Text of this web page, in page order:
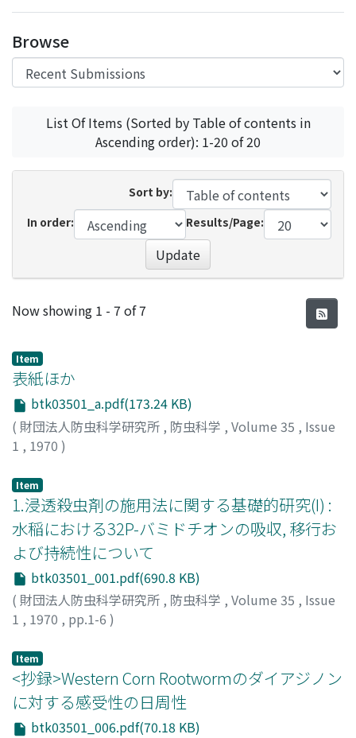
Browse
List Of Items (Sorted by Table of contents in
Ascending order): 1-20 of 20
Sort by:
In order:
Results/Page:
Update
Recent Submissions
Now showing 1 - 7 of 7
Item
表紙ほか
btk03501_a.pdf(173.24 KB)
( 財団法人防虫科学研究所 , 防虫科学 , Volume 35 , Issue
1 , 1970 )
Item
1.浸透殺虫剤の施用法に関する基礎的研究(I) :
水稲における32P-バミドチオンの吸収, 移行お
よび持続性について
btk03501_001.pdf(690.8 KB)
( 財団法人防虫科学研究所 , 防虫科学 , Volume 35 , Issue
1 , 1970 , pp.1-6 )
イシグロ, タケオ
Item
<抄録>Western Corn Rootwormのダイアジノン
に対する感受性の日周性
btk03501_006.pdf(70.18 KB)